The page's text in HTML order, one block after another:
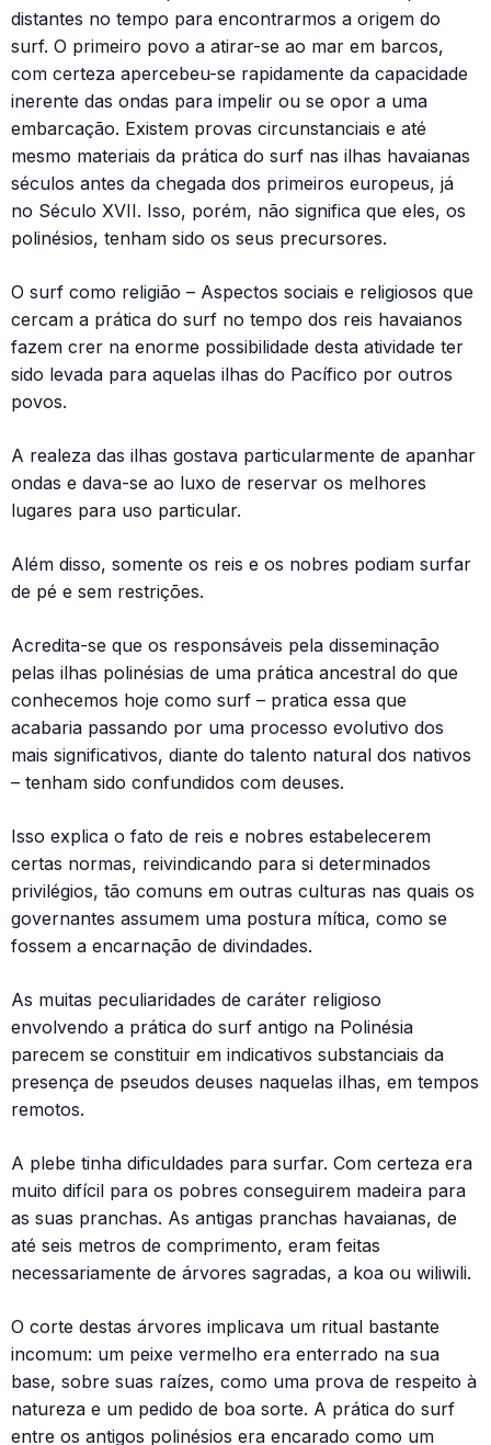
distantes no tempo para encontrarmos a origem do
surf. O primeiro povo a atirar-se ao mar em barcos,
com certeza apercebeu-se rapidamente da capacidade
inerente das ondas para impelir ou se opor a uma
embarcação. Existem provas circunstanciais e até
mesmo materiais da prática do surf nas ilhas havaianas
séculos antes da chegada dos primeiros europeus, já
no Século XVII. Isso, porém, não significa que eles, os
polinésios, tenham sido os seus precursores.
O surf como religião – Aspectos sociais e religiosos que
cercam a prática do surf no tempo dos reis havaianos
fazem crer na enorme possibilidade desta atividade ter
sido levada para aquelas ilhas do Pacífico por outros
povos.
A realeza das ilhas gostava particularmente de apanhar
ondas e dava-se ao luxo de reservar os melhores
lugares para uso particular.
Além disso, somente os reis e os nobres podiam surfar
de pé e sem restrições.
Acredita-se que os responsáveis pela disseminação
pelas ilhas polinésias de uma prática ancestral do que
conhecemos hoje como surf – pratica essa que
acabaria passando por uma processo evolutivo dos
mais significativos, diante do talento natural dos nativos
– tenham sido confundidos com deuses.
Isso explica o fato de reis e nobres estabelecerem
certas normas, reivindicando para si determinados
privilégios, tão comuns em outras culturas nas quais os
governantes assumem uma postura mítica, como se
fossem a encarnação de divindades.
As muitas peculiaridades de caráter religioso
envolvendo a prática do surf antigo na Polinésia
parecem se constituir em indicativos substanciais da
presença de pseudos deuses naquelas ilhas, em tempos
remotos.
A plebe tinha dificuldades para surfar. Com certeza era
muito difícil para os pobres conseguirem madeira para
as suas pranchas. As antigas pranchas havaianas, de
até seis metros de comprimento, eram feitas
necessariamente de árvores sagradas, a koa ou wiliwili.
O corte destas árvores implicava um ritual bastante
incomum: um peixe vermelho era enterrado na sua
base, sobre suas raízes, como uma prova de respeito à
natureza e um pedido de boa sorte. A prática do surf
entre os antigos polinésios era encarado como um